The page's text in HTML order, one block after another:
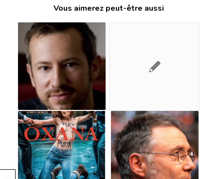
Vous aimerez peut-être aussi